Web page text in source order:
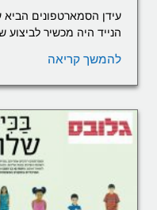
עידן הסמארטפונים הביא
הנייד היה מכשיר לביצוע
להמשך קריאה